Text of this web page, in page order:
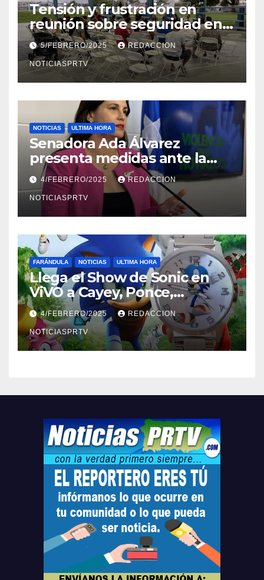
Tensión y frustración en
reunión sobre seguridad en
Reparto Metropolitano
5/FEBRERO/2025 REDACCION
NOTICIASPRTV
NOTICIAS ULTIMA HORA
Senadora Ada Álvarez
presenta medidas ante la
violencia en el noviazgo
4/FEBRERO/2025 REDACCION
NOTICIASPRTV
FARÁNDULA NOTICIAS ULTIMA HORA
Llega el Show de Sonic en
ViVO a Cayey, Ponce,
Barceloneta y Humacao,
Relojes gratis para el que
compre ahora….
4/FEBRERO/2025 REDACCION
NOTICIASPRTV